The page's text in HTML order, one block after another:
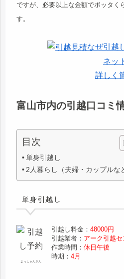
ですが、必要以上な金額でボッタく
す。
なぜ引越
ネッ
詳しく
富山市内の引越口コミ
目次
単身引越し
2人暮らし（夫婦・カップルな
単身引越し
よっしゃんさん
引越し料金：48000円
引越業者： アーク引越セ
作業時間：休日午後
時期：4月